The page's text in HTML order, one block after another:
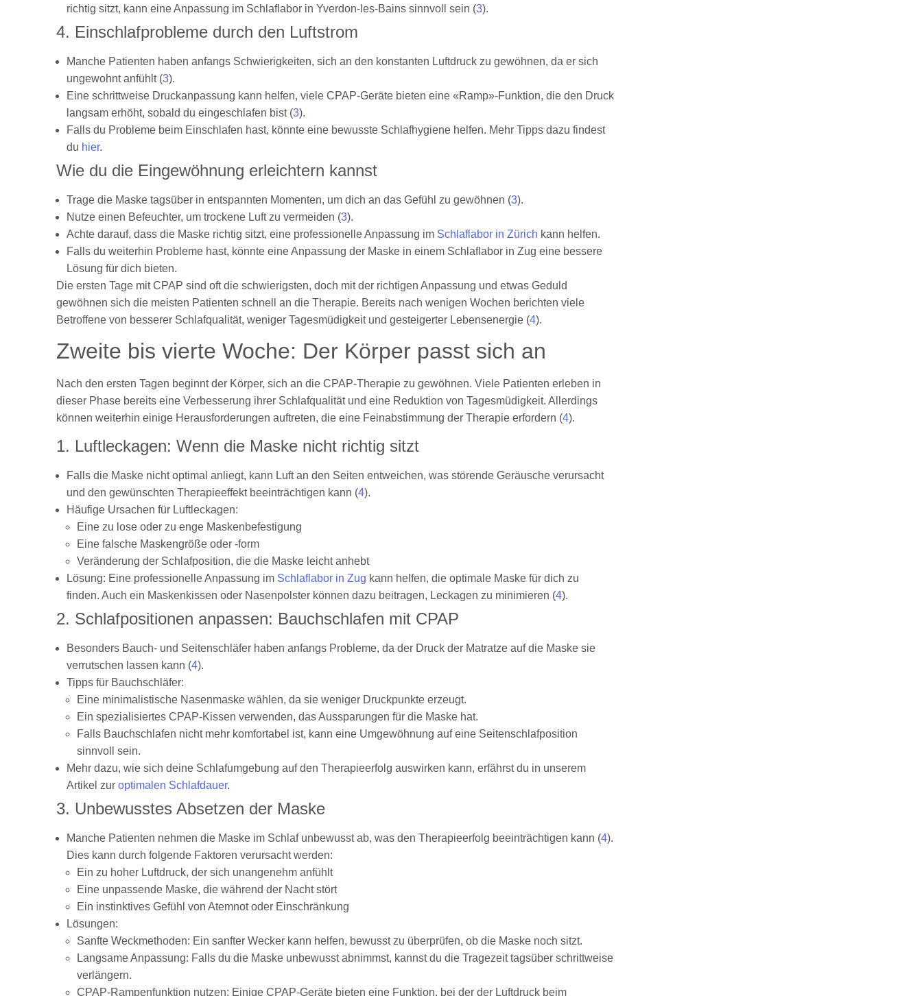
richtig sitzt, kann eine Anpassung im Schlaflabor in Yverdon-les-Bains sinnvoll sein (3).
4. Einschlafprobleme durch den Luftstrom
Manche Patienten haben anfangs Schwierigkeiten, sich an den konstanten Luftdruck zu gewöhnen, da er sich
ungewohnt anfühlt (3).
Eine schrittweise Druckanpassung kann helfen, viele CPAP-Geräte bieten eine «Ramp»-Funktion, die den Druck
langsam erhöht, sobald du eingeschlafen bist (3).
Falls du Probleme beim Einschlafen hast, könnte eine bewusste Schlafhygiene helfen. Mehr Tipps dazu findest
du hier.
Wie du die Eingewöhnung erleichtern kannst
Trage die Maske tagsüber in entspannten Momenten, um dich an das Gefühl zu gewöhnen (3).
Nutze einen Befeuchter, um trockene Luft zu vermeiden (3).
Achte darauf, dass die Maske richtig sitzt, eine professionelle Anpassung im Schlaflabor in Zürich kann helfen.
Falls du weiterhin Probleme hast, könnte eine Anpassung der Maske in einem Schlaflabor in Zug eine bessere
Lösung für dich bieten.
Die ersten Tage mit CPAP sind oft die schwierigsten, doch mit der richtigen Anpassung und etwas Geduld
gewöhnen sich die meisten Patienten schnell an die Therapie. Bereits nach wenigen Wochen berichten viele
Betroffene von besserer Schlafqualität, weniger Tagesmüdigkeit und gesteigerter Lebensenergie (4).
Zweite bis vierte Woche: Der Körper passt sich an
Nach den ersten Tagen beginnt der Körper, sich an die CPAP-Therapie zu gewöhnen. Viele Patienten erleben in
dieser Phase bereits eine Verbesserung ihrer Schlafqualität und eine Reduktion von Tagesmüdigkeit. Allerdings
können weiterhin einige Herausforderungen auftreten, die eine Feinabstimmung der Therapie erfordern (4).
1. Luftleckagen: Wenn die Maske nicht richtig sitzt
Falls die Maske nicht optimal anliegt, kann Luft an den Seiten entweichen, was störende Geräusche verursacht
und den gewünschten Therapieeffekt beeinträchtigen kann (4).
Häufige Ursachen für Luftleckagen:
Eine zu lose oder zu enge Maskenbefestigung
Eine falsche Maskengröße oder -form
Veränderung der Schlafposition, die die Maske leicht anhebt
Lösung: Eine professionelle Anpassung im Schlaflabor in Zug kann helfen, die optimale Maske für dich zu
finden. Auch ein Maskenkissen oder Nasenpolster können dazu beitragen, Leckagen zu minimieren (4).
2. Schlafpositionen anpassen: Bauchschlafen mit CPAP
Besonders Bauch- und Seitenschläfer haben anfangs Probleme, da der Druck der Matratze auf die Maske sie
verrutschen lassen kann (4).
Tipps für Bauchschläfer:
Eine minimalistische Nasenmaske wählen, da sie weniger Druckpunkte erzeugt.
Ein spezialisiertes CPAP-Kissen verwenden, das Aussparungen für die Maske hat.
Falls Bauchschlafen nicht mehr komfortabel ist, kann eine Umgewöhnung auf eine Seitenschlafposition
sinnvoll sein.
Mehr dazu, wie sich deine Schlafumgebung auf den Therapieerfolg auswirken kann, erfährst du in unserem
Artikel zur optimalen Schlafdauer.
3. Unbewusstes Absetzen der Maske
Manche Patienten nehmen die Maske im Schlaf unbewusst ab, was den Therapieerfolg beeinträchtigen kann (4).
Dies kann durch folgende Faktoren verursacht werden:
Ein zu hoher Luftdruck, der sich unangenehm anfühlt
Eine unpassende Maske, die während der Nacht stört
Ein instinktives Gefühl von Atemnot oder Einschränkung
Lösungen:
Sanfte Weckmethoden: Ein sanfter Wecker kann helfen, bewusst zu überprüfen, ob die Maske noch sitzt.
Langsame Anpassung: Falls du die Maske unbewusst abnimmst, kannst du die Tragezeit tagsüber schrittweise
verlängern.
CPAP-Rampenfunktion nutzen: Einige CPAP-Geräte bieten eine Funktion, bei der der Luftdruck beim